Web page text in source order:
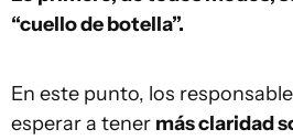
“cuello de botella”.
En este punto, los
esperar a tener más claridad